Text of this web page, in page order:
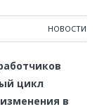
НОВОСТИ
цикл
в